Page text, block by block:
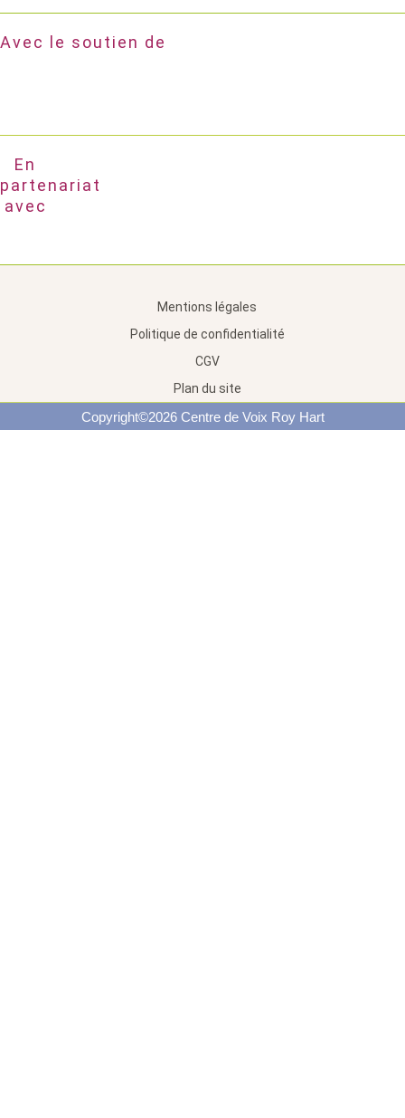
Avec le soutien de
En
partenariat
avec
Mentions légales
Politique de confidentialité
CGV
Plan du site
Copyright©2026 Centre de Voix Roy Hart